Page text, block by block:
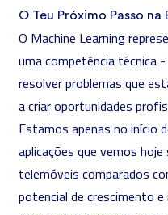
O Teu Próximo Passo
O Machine Learning
uma competência técnica
resolver problemas que
a criar oportunidades
Estamos apenas no início
aplicações que vemos
telemóveis comparados
potencial de crescimento